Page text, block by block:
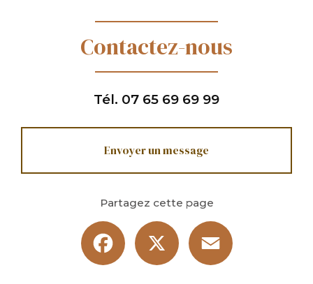
Contactez-nous
Tél. 07 65 69 69 99
Envoyer un message
Partagez cette page
Facebook